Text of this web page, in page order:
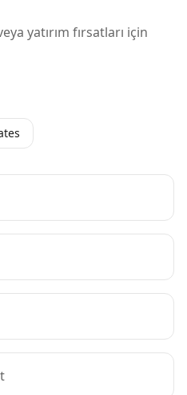
yatırım fırsatları için